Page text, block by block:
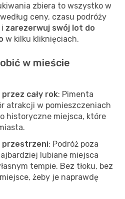
zbiera to wszystko w
ceny, czasu podróży
zarezerwuj swój lot do
w kilku kliknięciach.
w mieście
cały rok: Pimenta
atrakcji w pomieszczeniach
historyczne miejsca, które
przestrzeni: Podróż poza
lubiane miejsca
tempie. Bez tłoku, bez
żeby je naprawdę